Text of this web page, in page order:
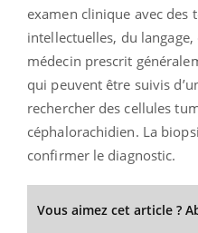
examen clinique avec des
intellectuelles, du langage,
médecin prescrit
qui peuvent être suivis
rechercher des cellules
céphalorachidien. La
confirmer le diagnostic.
Vous aimez cet article ?